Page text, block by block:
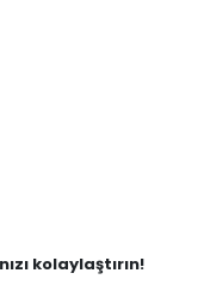
kolaylaştırın!